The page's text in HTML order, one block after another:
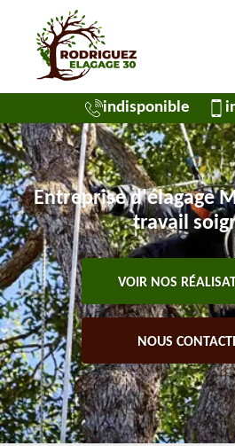
indisponible
Entreprise d'élagage
travail
VOIR NOS
NOUS